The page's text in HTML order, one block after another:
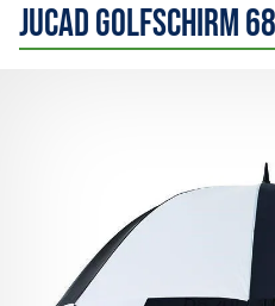
JuCad Golfschirm